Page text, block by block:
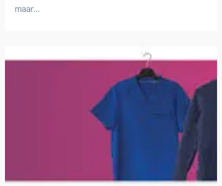
maar…